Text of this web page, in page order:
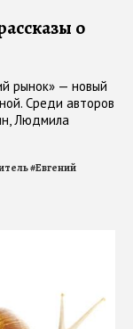
о
рынок» — новый
Среди авторов
Людмила
#Евгений